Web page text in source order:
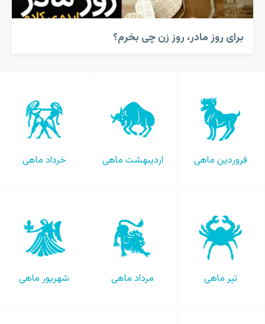
برای روز مادر، روز زن چی بخرم؟
فروردین ماهی اردیبهشت ماهی خرداد ماهی
تیر ماهی مرداد ماهی شهریور ماهی